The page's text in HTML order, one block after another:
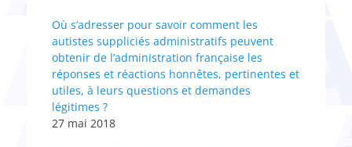
Où s’adresser pour savoir comment les
autistes suppliciés administratifs peuvent
obtenir de l’administration française les
réponses et réactions honnêtes, pertinentes et
utiles, à leurs questions et demandes
légitimes ?
27 mai 2018